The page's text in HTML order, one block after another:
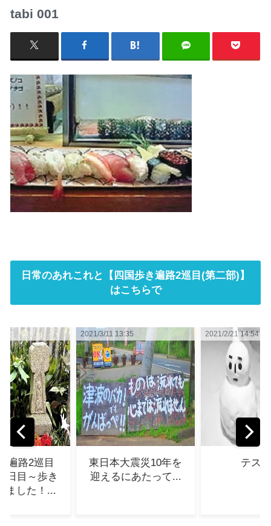
tabi 001
日常のあれこれと【四国歩き遍路2巡目(第二部)】
はこちらで
2021/2/21 14:54
テスト...
2021/
ブ
3/11 13:35
東日本大震災10年を
迎えるにあたって...